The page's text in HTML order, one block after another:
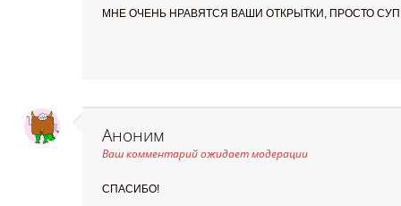
МНЕ ОЧЕНЬ НРАВЯТСЯ ВАШИ ОТКРЫТКИ, ПРОСТО
Аноним
Ваш комментарий ожидает модерации
СПАСИБО!